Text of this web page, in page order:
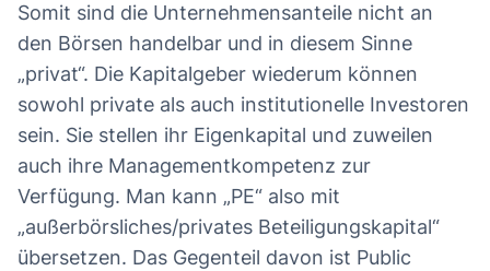
Somit sind die Unternehmensanteile nicht an
den Börsen handelbar und in diesem Sinne
„privat“. Die Kapitalgeber wiederum können
sowohl private als auch institutionelle Investoren
sein. Sie stellen ihr Eigenkapital und zuweilen
auch ihre Managementkompetenz zur
Verfügung. Man kann „PE“ also mit
„außerbörsliches/privates Beteiligungskapital“
übersetzen. Das Gegenteil davon ist Public